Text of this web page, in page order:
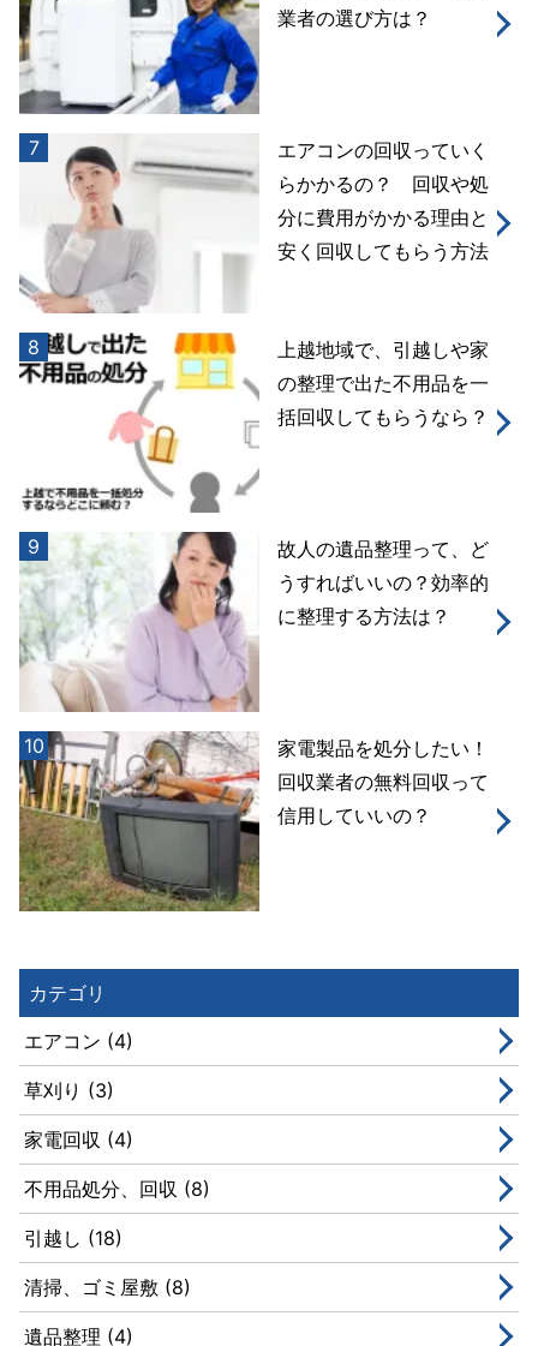
業者の選び方は？
7
エアコンの回収っていく
らかかるの？ 回収や処
分に費用がかかる理由と
安く回収してもらう方法
8
上越地域で、引越しや家
の整理で出た不用品を一
括回収してもらうなら？
9
故人の遺品整理って、ど
うすればいいの？効率的
に整理する方法は？
10
家電製品を処分したい！
回収業者の無料回収って
信用していいの？
カテゴリ
エアコン (4)
草刈り (3)
家電回収 (4)
不用品処分、回収 (8)
引越し (18)
清掃、ゴミ屋敷 (8)
遺品整理 (4)